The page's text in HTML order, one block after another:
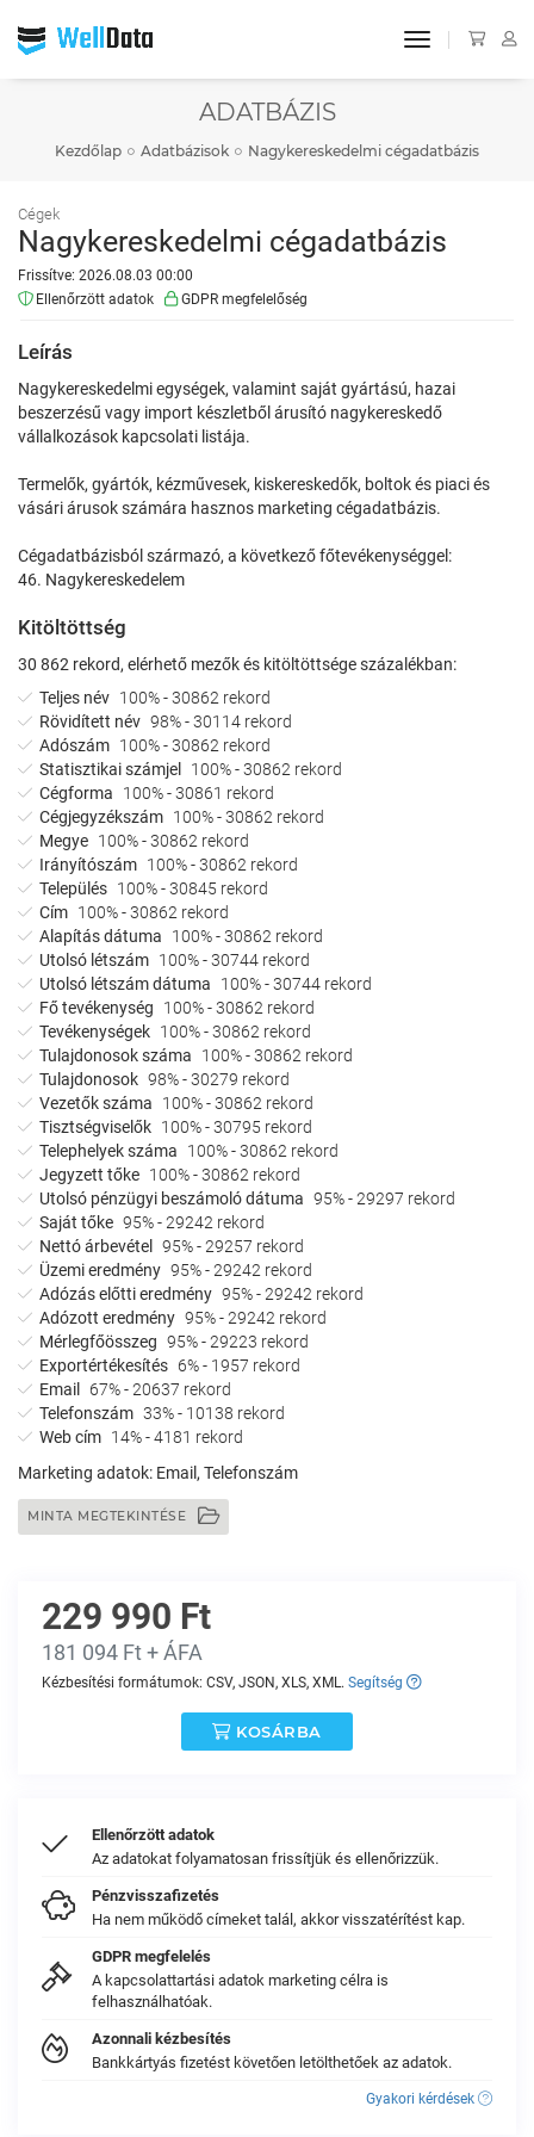
toggle
ADATBÁZIS
Kezdőlap Adatbázisok Nagykereskedelmi cégadatbázis
Cégek
Nagykereskedelmi cégadatbázis
Frissítve: 2026.08.03 00:00
Ellenőrzött adatok
GDPR megfelelőség
Leírás
Nagykereskedelmi egységek, valamint saját gyártású, hazai
beszerzésű vagy import készletből árusító nagykereskedő
vállalkozások kapcsolati listája.
Termelők, gyártók, kézművesek, kiskereskedők, boltok és piaci és
vásári árusok számára hasznos marketing cégadatbázis.
Cégadatbázisból származó, a következő főtevékenységgel:
46. Nagykereskedelem
Kitöltöttség
30 862 rekord, elérhető mezők és kitöltöttsége százalékban:
Teljes név 100% - 30862 rekord
Rövidített név 98% - 30114 rekord
Adószám 100% - 30862 rekord
Statisztikai számjel
100% - 30862 rekord
Cégforma
100% - 30861 rekord
Cégjegyzékszám 100% - 30862 rekord
Megye 100% - 30862 rekord
Irányítószám 100% - 30862 rekord
Település 100% - 30845 rekord
Cím 100% - 30862 rekord
Alapítás dátuma
100% - 30862 rekord
Utolsó létszám 100% - 30744 rekord
Utolsó létszám dátuma
100% - 30744 rekord
Fő tevékenység
100% - 30862 rekord
Tevékenységek 100% - 30862 rekord
Tulajdonosok száma
100% - 30862 rekord
Tulajdonosok 98% - 30279 rekord
Vezetők száma
100% - 30862 rekord
Tisztségviselők 100% - 30795 rekord
Telephelyek száma
100% - 30862 rekord
Jegyzett tőke 100% - 30862 rekord
Utolsó pénzügyi beszámoló dátuma 95% - 29297 rekord
Saját tőke 95% - 29242 rekord
Nettó árbevétel
95% - 29257 rekord
Üzemi eredmény 95% - 29242 rekord
Adózás előtti eredmény 95% - 29242 rekord
Adózott eredmény 95% - 29242 rekord
Mérlegfőösszeg 95% - 29223 rekord
Exportértékesítés 6% - 1957 rekord
Email
67% - 20637 rekord
Telefonszám 33% - 10138 rekord
Web cím 14% - 4181 rekord
Marketing adatok: Email, Telefonszám
MINTA MEGTEKINTÉSE
229 990 Ft
181 094 Ft + ÁFA
Kézbesítési formátumok: CSV, JSON, XLS, XML. Segítség
KOSÁRBA
Ellenőrzött adatok
Az adatokat folyamatosan frissítjük és ellenőrizzük.
Pénzvisszafizetés
Ha nem működő címeket talál, akkor visszatérítést kap.
GDPR megfelelés
A kapcsolattartási adatok marketing célra is
felhasználhatóak.
Azonnali kézbesítés
Bankkártyás fizetést követően letölthetőek az adatok.
Gyakori kérdések